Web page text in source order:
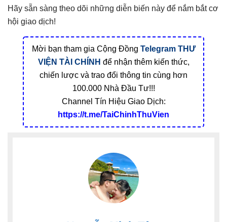
Hãy sẵn sàng theo dõi những diễn biến này để nắm bắt cơ
hội giao dịch!
Mời bạn tham gia Cộng Đồng Telegram THƯ
VIỆN TÀI CHÍNH để nhận thêm kiến thức,
chiến lược và trao đổi thông tin cùng hơn
100.000 Nhà Đầu Tư!!!
Channel Tín Hiệu Giao Dịch:
https://t.me/TaiChinhThuVien